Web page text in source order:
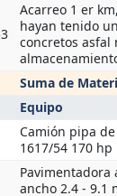
Acarreo 1 er
hayan tenido
concretos asfal
Suma de
Equipo
Camión pipa
1617/54 170 hp
Pavimentadora
ancho 2.4 - 9.1